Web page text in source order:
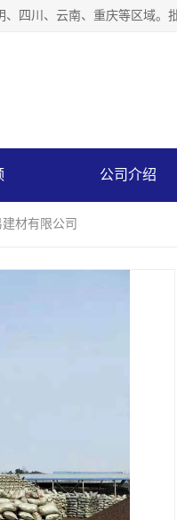
公司介绍
材有限公司